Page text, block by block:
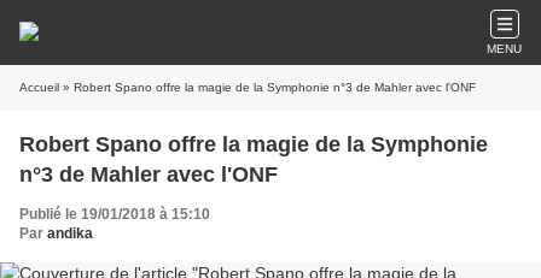
MENU
Accueil » Robert Spano offre la magie de la Symphonie n°3 de Mahler avec l'ONF
Robert Spano offre la magie de la Symphonie
n°3 de Mahler avec l'ONF
Publié le 19/01/2018 à 15:10
Par andika